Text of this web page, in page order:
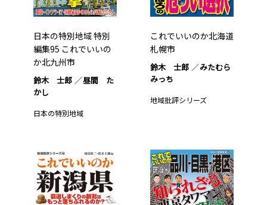
日本の特別地域 特別
編集95 これでいいの
か北九州市
鈴木 士郎
昼間 た
かし
日本の特別地域
これでいいのか北海道
札幌市
鈴木 士郎
みたむら
みっち
地域批評シリーズ